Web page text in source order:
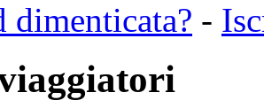
dimenticata? -